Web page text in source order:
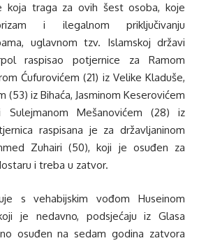
koja traga za ovih šest osoba, koje
i ilegalnom priključivanju
uglavnom tzv. Islamskoj državi
raspisao potjernice za Ramom
Ćufurovićem (21) iz Velike Kladuše,
(53) iz Bihaća, Jasminom Keserovićem
Mešanovićem (28) iz
raspisana je za državljaninom
Zuhairi (50), koji je osuđen za
i treba u zatvor.
s vehabijskim vođom Huseinom
je nedavno, podsjećaju iz Glasa
osuđen na sedam godina zatvora